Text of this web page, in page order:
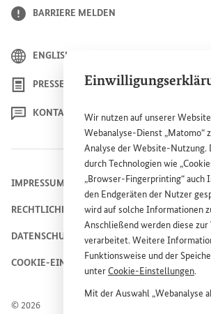
Wir nutzen auf unsererWebsite
Webanalyse-Dienst „Matomo“
Analyse derWebsite-Nutzung.
durch Technologien wie „
„Browser-Fingerprinting“ auch
den Endgeräten der Nutzer
wird auf solche Informationen
Anschließend werden diese zur
verarbeitet. Weitere
Funktionsweise und der
unterCookie-Einstellungen.
Mit der Auswahl „Webanalyse
BARRIERE MELDEN
ENGLISH
PRESSE
KONTAKT
© 2026
IMPRESSUM
RECHTLICHE HINWEISE
DATENSCHUTZHINWEIS
COOKIE-EINSTELLUNGEN